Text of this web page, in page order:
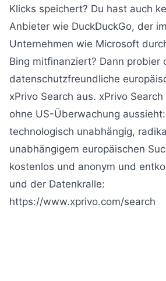
Klicks speichert? Du hast auch
Anbieter wie DuckDuckGo, der
Unternehmen wie Microsoft
Bing mitfinanziert? Dann probier
datenschutzfreundliche
xPrivo Search aus. xPrivo
ohne US-Überwachung
technologisch unabhängig,
unabhängigem europäischen
kostenlos und anonym und
und der Datenkralle:
https://www.xprivo.com/search